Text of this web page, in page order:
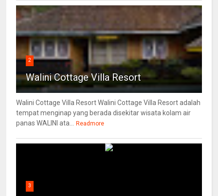
2
Walini Cottage Villa Resort
Walini Cottage Villa Resort Walini Cottage Villa Resort adalah
tempat menginap yang berada disekitar wisata kolam air
panas WALINI ata...
Readmore
3